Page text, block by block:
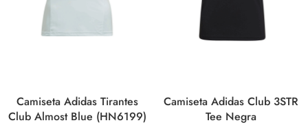
Camiseta Adidas Tirantes
Club Almost Blue (HN6199)
Camiseta Adidas Club 3STR
Tee Negra